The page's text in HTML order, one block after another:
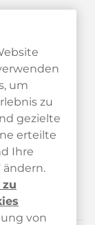
um
zu
gezielte
erteilte
Ihre
ändern.
von